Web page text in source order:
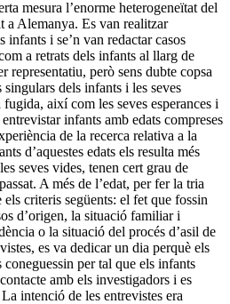
mesura l’enorme heterogeneïtat del
a Alemanya. Es van realitzar
infants i se’n van redactar casos
a retrats dels infants al llarg de
representatiu, però sens dubte copsa
singulars dels infants i les seves
així com les seves esperances i
infants amb edats compreses
de la recerca relativa a la
d’aquestes edats els resulta més
seves vides, tenen cert grau de
A més de l’edat, per fer la tria
criteris següents: el fet que fossin
d’origen, la situació familiar i
o la situació del procés d’asil de
es va dedicar un dia perquè els
per tal que els infants
amb els investigadors i es
intenció de les entrevistes era